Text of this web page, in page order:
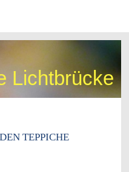
Lichtbrücke
TEPPICHE